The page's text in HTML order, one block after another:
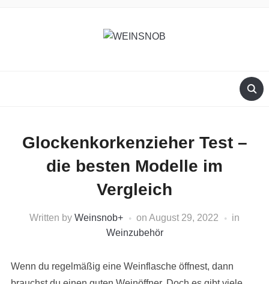
Glockenkorkenzieher Test –
die besten Modelle im
Vergleich
Written by Weinsnob+ on August 29, 2022
in
Weinzubehör
Wenn du regelmäßig eine Weinflasche öffnest, dann